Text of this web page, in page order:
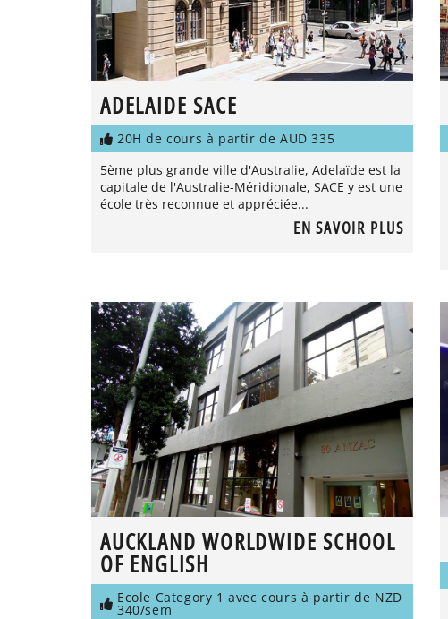
ADELAIDE SACE
20H de cours à partir de AUD 335
5ème plus grande ville d'Australie, Adelaïde est la
capitale de l'Australie-Méridionale, SACE y est une
école très reconnue et appréciée...
EN SAVOIR PLUS
AUCKLAND WORLDWIDE SCHOOL
OF ENGLISH
Ecole Category 1 avec cours à partir de NZD
340/sem